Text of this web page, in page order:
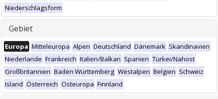
Niederschlagsform
Gebiet
Europa Mitteleuropa Alpen Deutschland Dänemark Skandinavien
Niederlande Frankreich Italien/Balkan Spanien Türkei/Nahost
Großbritannien Baden Württemberg Westalpen Belgien Schweiz
Island Österreich Osteuropa Finnland